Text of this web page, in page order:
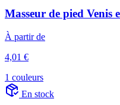
Masseur de pied Venis
À partir de
4,01 €
1 couleurs
En stock